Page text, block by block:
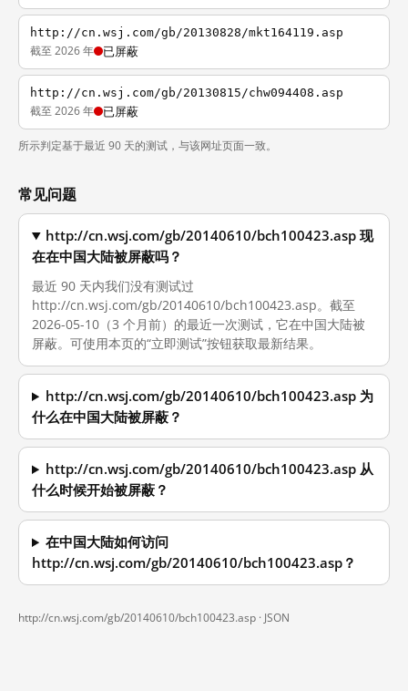
http://cn.wsj.com/gb/20130828/mkt164119.asp
截至 2026 年 已屏蔽
http://cn.wsj.com/gb/20130815/chw094408.asp
截至 2026 年 已屏蔽
所示判定基于最近 90 天的测试，与该网址页面一致。
常见问题
http://cn.wsj.com/gb/20140610/bch100423.asp 现
在在中国大陆被屏蔽吗？
最近 90 天内我们没有测试过
http://cn.wsj.com/gb/20140610/bch100423.asp。截至
2026-05-10（3 个月前）的最近一次测试，它在中国大陆被
屏蔽。可使用本页的“立即测试”按钮获取最新结果。
http://cn.wsj.com/gb/20140610/bch100423.asp 为
什么在中国大陆被屏蔽？
http://cn.wsj.com/gb/20140610/bch100423.asp 从
什么时候开始被屏蔽？
在中国大陆如何访问
http://cn.wsj.com/gb/20140610/bch100423.asp？
http://cn.wsj.com/gb/20140610/bch100423.asp · JSON